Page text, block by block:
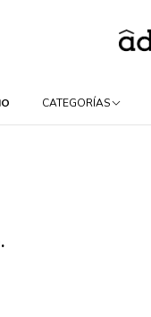
CATEGORÍAS